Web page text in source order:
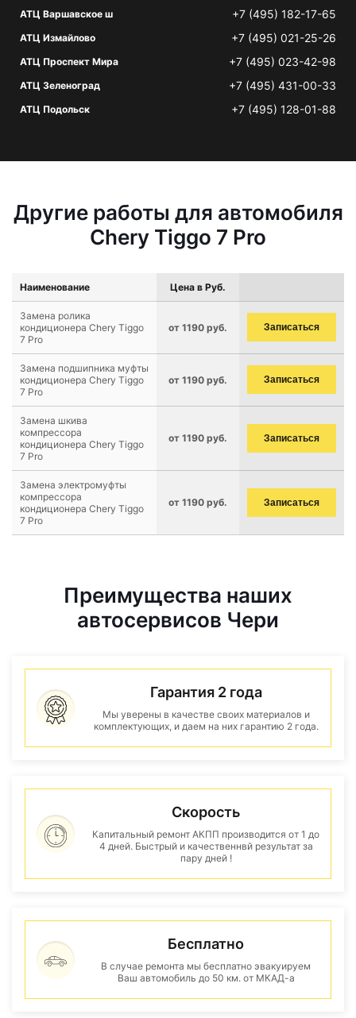
АТЦ Варшавское ш +7 (495) 182-17-65
АТЦ Измайлово +7 (495) 021-25-26
АТЦ Проспект Мира +7 (495) 023-42-98
АТЦ Зеленоград +7 (495) 431-00-33
АТЦ Подольск +7 (495) 128-01-88
Другие работы для автомобиля
Chery Tiggo 7 Pro
Наименование Цена в Руб.
Замена ролика
кондиционера Chery Tiggo
7 Pro
от 1190 руб. Записаться
Замена подшипника муфты
кондиционера Chery Tiggo
7 Pro
от 1190 руб. Записаться
Замена шкива
компрессора
кондиционера Chery Tiggo
7 Pro
от 1190 руб. Записаться
Замена электромуфты
компрессора
кондиционера Chery Tiggo
7 Pro
от 1190 руб. Записаться
Преимущества наших
автосервисов Чери
Гарантия 2 года
Мы уверены в качестве своих материалов и
комплектующих, и даем на них гарантию 2 года.
Скорость
Капитальный ремонт АКПП производится от 1 до
4 дней. Быстрый и качественнвй результат за
пару дней !
Бесплатно
В случае ремонта мы бесплатно эвакуируем
Ваш автомобиль до 50 км. от МКАД-а